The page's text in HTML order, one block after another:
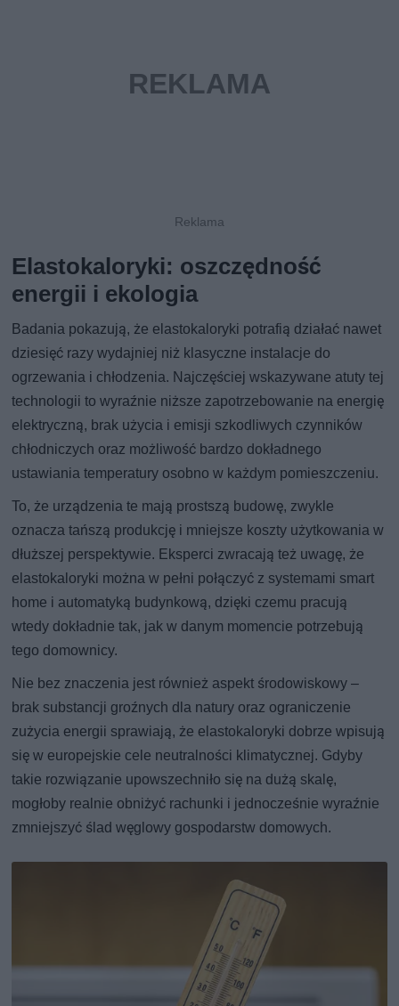
Elastokaloryki: oszczędność
energii i ekologia
Badania pokazują, że elastokaloryki potrafią działać nawet
dziesięć razy wydajniej niż klasyczne instalacje do
ogrzewania i chłodzenia. Najczęściej wskazywane atuty tej
technologii to wyraźnie niższe zapotrzebowanie na energię
elektryczną, brak użycia i emisji szkodliwych czynników
chłodniczych oraz możliwość bardzo dokładnego
ustawiania temperatury osobno w każdym pomieszczeniu.
To, że urządzenia te mają prostszą budowę, zwykle
oznacza tańszą produkcję i mniejsze koszty użytkowania w
dłuższej perspektywie. Eksperci zwracają też uwagę, że
elastokaloryki można w pełni połączyć z systemami smart
home i automatyką budynkową, dzięki czemu pracują
wtedy dokładnie tak, jak w danym momencie potrzebują
tego domownicy.
Nie bez znaczenia jest również aspekt środowiskowy –
brak substancji groźnych dla natury oraz ograniczenie
zużycia energii sprawiają, że elastokaloryki dobrze wpisują
się w europejskie cele neutralności klimatycznej. Gdyby
takie rozwiązanie upowszechniło się na dużą skalę,
mogłoby realnie obniżyć rachunki i jednocześnie wyraźnie
zmniejszyć ślad węglowy gospodarstw domowych.